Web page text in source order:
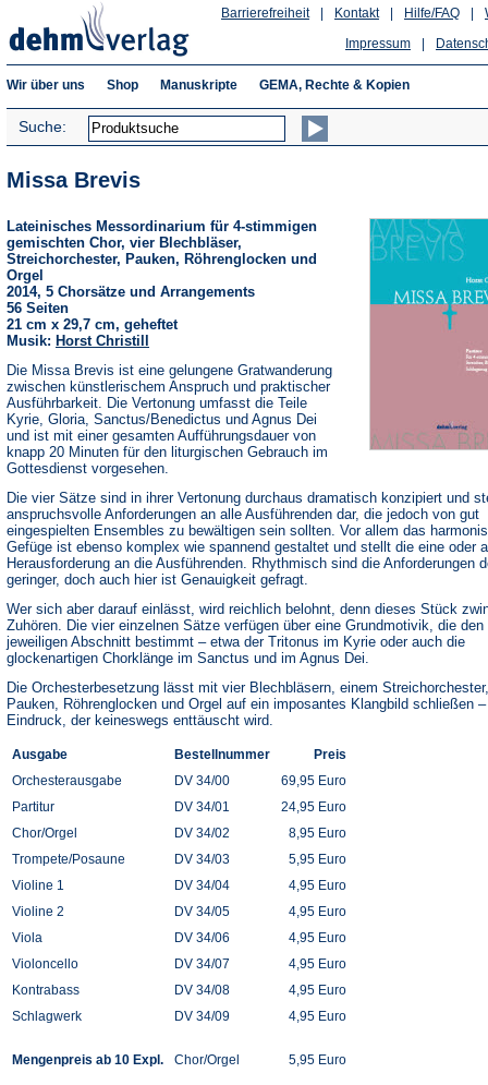
Hilfe/FAQ
Kontakt
Barrierefreiheit
Impressum
Wir über uns Shop Manuskripte GEMA, Rechte & Kopien
Suche:
Missa Brevis
Lateinisches Messordinarium für 4-stimmigen
gemischten Chor, vier Blechbläser,
Streichorchester, Pauken, Röhrenglocken und
Orgel
2014, 5 Chorsätze und Arrangements
56 Seiten
21 cm x 29,7 cm, geheftet
Musik: Horst Christill
Die Missa Brevis ist eine gelungene Gratwanderung
zwischen künstlerischem Anspruch und praktischer
Ausführbarkeit. Die Vertonung umfasst die Teile
Kyrie, Gloria, Sanctus/Benedictus und Agnus Dei
und ist mit einer gesamten Aufführungsdauer von
knapp 20 Minuten für den liturgischen Gebrauch im
Gottesdienst vorgesehen.
Die vier Sätze sind in ihrer Vertonung durchaus dramatisch konzipiert und
anspruchsvolle Anforderungen an alle Ausführenden dar, die jedoch von gut
eingespielten Ensembles zu bewältigen sein sollten. Vor allem das
Gefüge ist ebenso komplex wie spannend gestaltet und stellt die eine oder
Herausforderung an die Ausführenden. Rhythmisch sind die Anforderungen
geringer, doch auch hier ist Genauigkeit gefragt.
Wer sich aber darauf einlässt, wird reichlich belohnt, denn dieses Stück
Zuhören. Die vier einzelnen Sätze verfügen über eine Grundmotivik, die den
jeweiligen Abschnitt bestimmt – etwa der Tritonus im Kyrie oder auch die
glockenartigen Chorklänge im Sanctus und im Agnus Dei.
Die Orchesterbesetzung lässt mit vier Blechbläsern, einem Streichorchester,
Pauken, Röhrenglocken und Orgel auf ein imposantes Klangbild schließen
Eindruck, der keineswegs enttäuscht wird.
Ausgabe Bestellnummer
Preis
Orchesterausgabe
DV 34/00
69,95 Euro
Partitur
DV 34/01
24,95 Euro
Chor/Orgel
DV 34/02
8,95 Euro
Trompete/Posaune
DV 34/03
5,95 Euro
Violine 1
DV 34/04
4,95 Euro
Violine 2
DV 34/05
4,95 Euro
Viola
DV 34/06
4,95 Euro
Violoncello
DV 34/07
4,95 Euro
Kontrabass
DV 34/08
4,95 Euro
Schlagwerk
DV 34/09 4,95 Euro
Mengenpreis ab 10 Expl. Chor/Orgel 5,95 Euro